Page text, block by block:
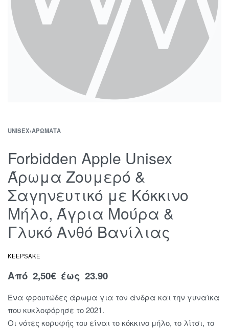
UNISEX›ΑΡΏΜΑΤΑ
Forbidden Apple Unisex
Άρωμα Ζουμερό &
Σαγηνευτικό με Κόκκινο
Μήλο, Άγρια Μούρα &
Γλυκό Ανθό Βανίλιας
KEEPSAKE
Από 2,50€ έως 23.90
Ένα φρουτώδες άρωμα για τον άνδρα και την γυναίκα
που κυκλοφόρησε το 2021.
Οι νότες κορυφής του είναι το κόκκινο μήλο, το λίτσι, το